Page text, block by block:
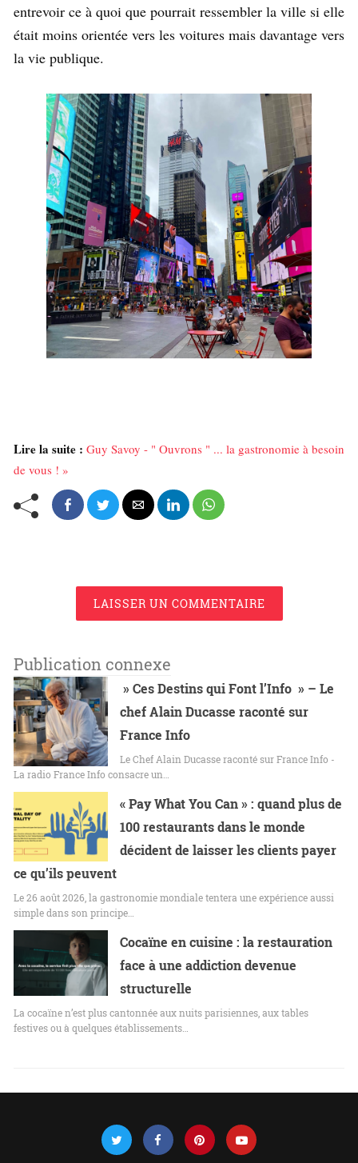
entrevoir ce à quoi que pourrait ressembler la ville si elle
était moins orientée vers les voitures mais davantage vers
la vie publique.
Lire la suite : Guy Savoy - " Ouvrons " ... la gastronomie à besoin
de vous ! »
LAISSER UN COMMENTAIRE
Publication connexe
» Ces Destins qui Font l’Info » – Le
chef Alain Ducasse raconté sur
France Info
Le Chef Alain Ducasse raconté sur France Info -
La radio France Info consacre un…
« Pay What You Can » : quand plus de
100 restaurants dans le monde
décident de laisser les clients payer
ce qu’ils peuvent
Le 26 août 2026, la gastronomie mondiale tentera une expérience aussi
simple dans son principe…
Cocaïne en cuisine : la restauration
face à une addiction devenue
structurelle
La cocaïne n’est plus cantonnée aux nuits parisiennes, aux tables
festives ou à quelques établissements…